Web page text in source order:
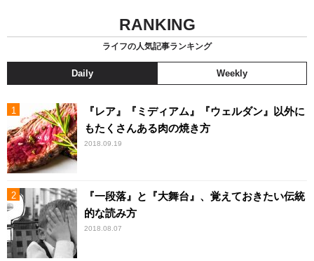
RANKING
ライフの人気記事ランキング
Daily Weekly
『レア』『ミディアム』『ウェルダン』以外に
もたくさんある肉の焼き方
2018.09.19
『一段落』と『大舞台』、覚えておきたい伝統
的な読み方
2018.08.07